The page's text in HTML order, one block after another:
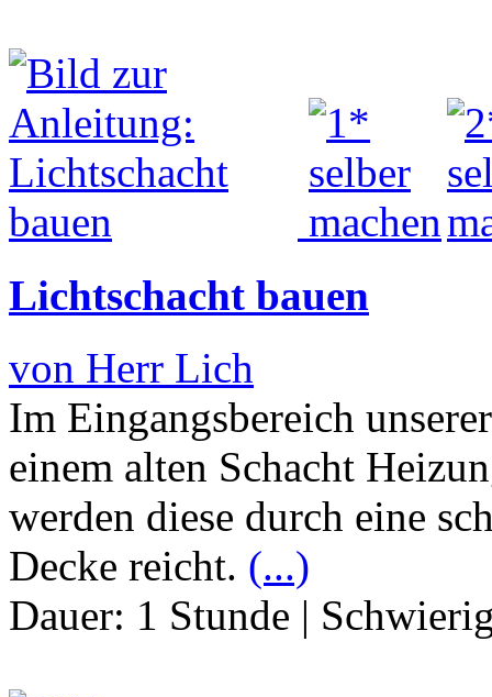
Lichtschacht bauen
von Herr Lich
Im Eingangsbereich
einem alten Schacht
werden diese durch eine
Decke reicht. (...)
Dauer: 1 Stunde |